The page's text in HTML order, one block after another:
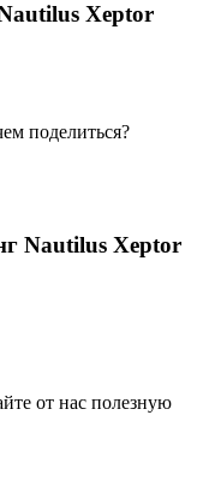
Xeptor
поделиться?
Nautilus Xeptor
от нас полезную